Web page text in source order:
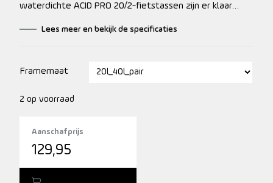
waterdichte ACID PRO 20/2-fietstassen zijn er klaar
deze fietstassen snel en stevig vast op een ACID SIC 2.0
voor boodschappen of andere spullen en een ritsvak
aan de binnenkant voor veilig opbergen van geld en
aangekomen bent.
Lees meer en bekijk de specificaties
Framemaat
2 op voorraad
Aanschafprijs
129,95